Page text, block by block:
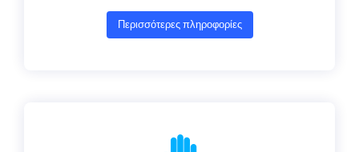
Περισσότερες πληροφορίες